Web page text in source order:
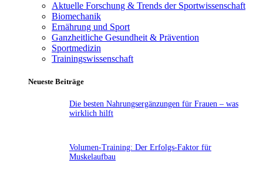
Aktuelle Forschung & Trends der Sportwissenschaft
Biomechanik
Ernährung und Sport
Ganzheitliche Gesundheit & Prävention
Sportmedizin
Trainingswissenschaft
Neueste Beiträge
Die besten Nahrungsergänzungen für Frauen – was
wirklich hilft
Volumen-Training: Der Erfolgs-Faktor für
Muskelaufbau